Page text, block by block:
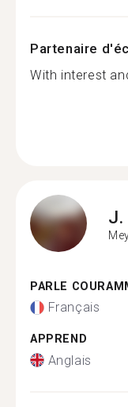
Partenaire
With interest
J.
PARLE
Français
APPREND
Anglais